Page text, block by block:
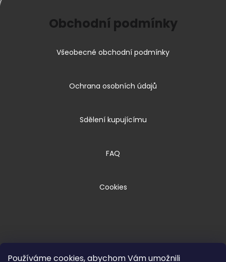
Používáme cookies, abychom Vám umožnili
Obchodní podmínky
Všeobecné obchodní podmínky
Ochrana osobních údajů
Sdělení kupujícímu
FAQ
Cookies